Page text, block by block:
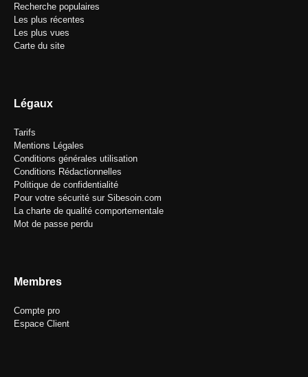
Recherche populaires
Les plus récentes
Les plus vues
Carte du site
Légaux
Tarifs
Mentions Légales
Conditions générales utilisation
Conditions Rédactionnelles
Politique de confidentialité
Pour votre sécurité sur Sibesoin.com
La charte de qualité comportementale
Mot de passe perdu
Membres
Compte pro
Espace Client